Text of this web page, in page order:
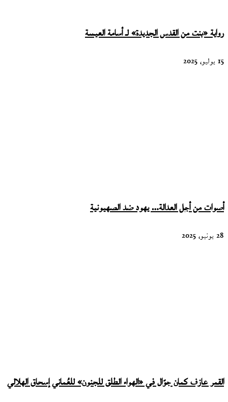
رواية «بنت من القدس الجديدة» لـ أسامة العيسة
15 يوليو، 2025
أصوات من أجل العدالة… يهود ضد الصهيونية
28 يونيو، 2025
القمر عازف كمان جوّال في «الهواء الطلق للجنون» للعُماني إسحاق الهلالي